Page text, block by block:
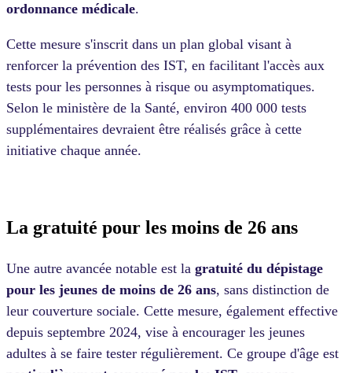
ordonnance médicale.
Cette mesure s'inscrit dans un plan global visant à
renforcer la prévention des IST, en facilitant l'accès aux
tests pour les personnes à risque ou asymptomatiques.
Selon le ministère de la Santé, environ 400 000 tests
supplémentaires devraient être réalisés grâce à cette
initiative chaque année​.
La gratuité pour les moins de 26 ans
Une autre avancée notable est la gratuité du dépistage
pour les jeunes de moins de 26 ans, sans distinction de
leur couverture sociale. Cette mesure, également effective
depuis septembre 2024, vise à encourager les jeunes
adultes à se faire tester régulièrement. Ce groupe d'âge est